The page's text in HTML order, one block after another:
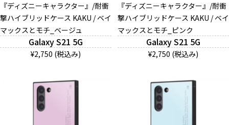
『ディズニーキャラクター』/耐衝
撃ハイブリッドケース KAKU / ベイ
マックスとモチ_ベージュ
Galaxy S21 5G
¥2,750 (税込み)
『ディズニーキャラクター』/耐衝
撃ハイブリッドケース KAKU / ベイ
マックスとモチ_ピンク
Galaxy S21 5G
¥2,750 (税込み)